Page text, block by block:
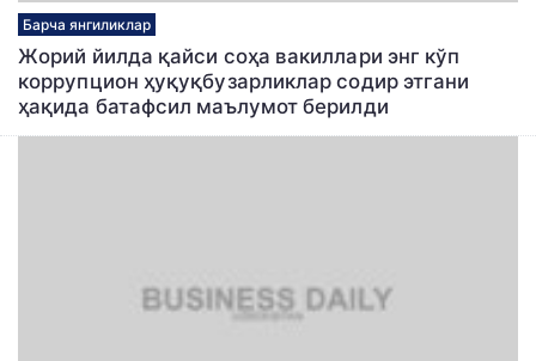
Барча янгиликлар
Жорий йилда қайси соҳа вакиллари энг кўп
коррупцион ҳуқуқбузарликлар содир этгани
ҳақида батафсил маълумот берилди